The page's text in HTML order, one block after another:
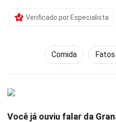
Verificado por Especialista
Comida
Você já ouviu falar da